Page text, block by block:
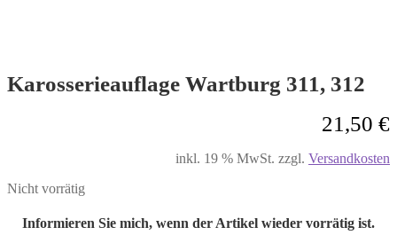
Karosserieauflage Wartburg 311, 312
21,50 €
inkl. 19 % MwSt. zzgl. Versandkosten
Nicht vorrätig
Informieren Sie mich, wenn der Artikel wieder vorrätig ist.